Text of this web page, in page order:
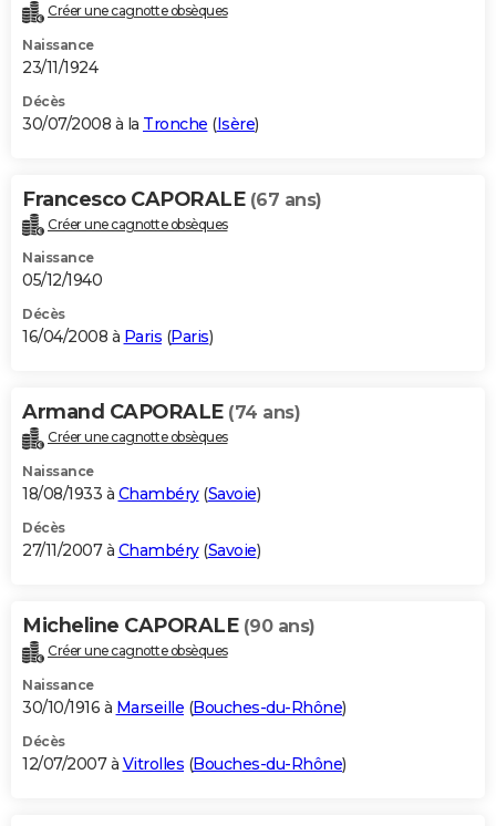
Créer une cagnotte obsèques
Naissance
23/11/1924
Décès
30/07/2008 à la Tronche (Isère)
Francesco CAPORALE (67 ans)
Créer une cagnotte obsèques
Naissance
05/12/1940
Décès
16/04/2008 à Paris (Paris)
Armand CAPORALE (74 ans)
Créer une cagnotte obsèques
Naissance
18/08/1933 à Chambéry(Savoie)
Décès
27/11/2007 à Chambéry(Savoie)
Micheline CAPORALE (90 ans)
Créer une cagnotte obsèques
Naissance
30/10/1916 à Marseille (Bouches-du-Rhône)
Décès
12/07/2007 à Vitrolles (Bouches-du-Rhône)